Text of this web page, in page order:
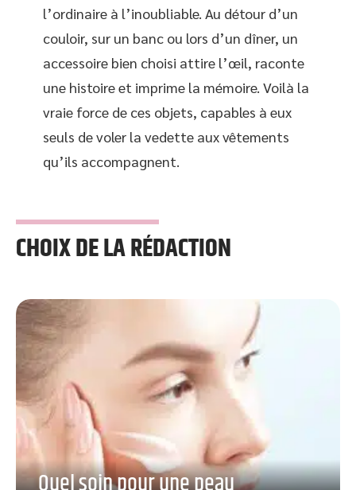
l’ordinaire à l’inoubliable. Au détour d’un
couloir, sur un banc ou lors d’un dîner, un
accessoire bien choisi attire l’œil, raconte
une histoire et imprime la mémoire. Voilà la
vraie force de ces objets, capables à eux
seuls de voler la vedette aux vêtements
qu’ils accompagnent.
CHOIX DE LA RÉDACTION